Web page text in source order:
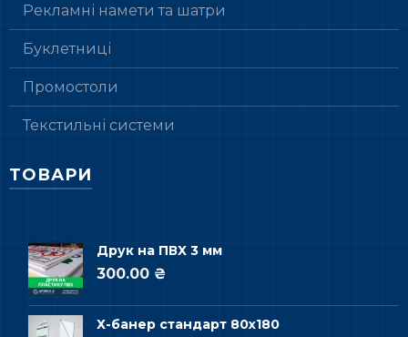
Рекламні намети та шатри
Буклетниці
Промостоли
Текстильні системи
ТОВАРИ
Друк на ПВХ 3 мм
300.00 ₴
Х-банер стандарт 80х180